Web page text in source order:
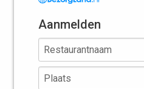
Aanmelden